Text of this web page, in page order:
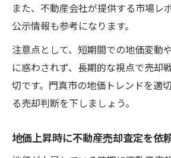
また、不動産会社が提供する市場レ
公示情報も参考になります。
注意点として、短期間での地価変動
に惑わされず、長期的な視点で売却
切です。門真市の地価トレンドを適
る売却判断を下しましょう。
地価上昇時に不動産売却査定を依